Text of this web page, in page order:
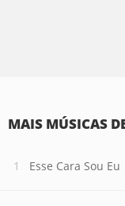
MAIS MÚSICAS
Esse Cara Sou Eu